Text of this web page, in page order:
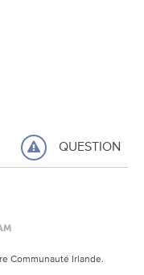
QUESTION
Communauté Irlande.